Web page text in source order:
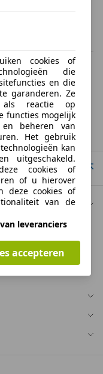
Afhankelijk van de
batterij en het
variëren.
Naar boven
cookies of
die
en die
garanderen. Ze
als reactie op
functies mogelijk
beheren van
Het gebruik
kan
uitgeschakeld.
cookies of
of u hierover
deze cookies of
van de
om u
bieden en een
Via
-
leveranciers
accepteren